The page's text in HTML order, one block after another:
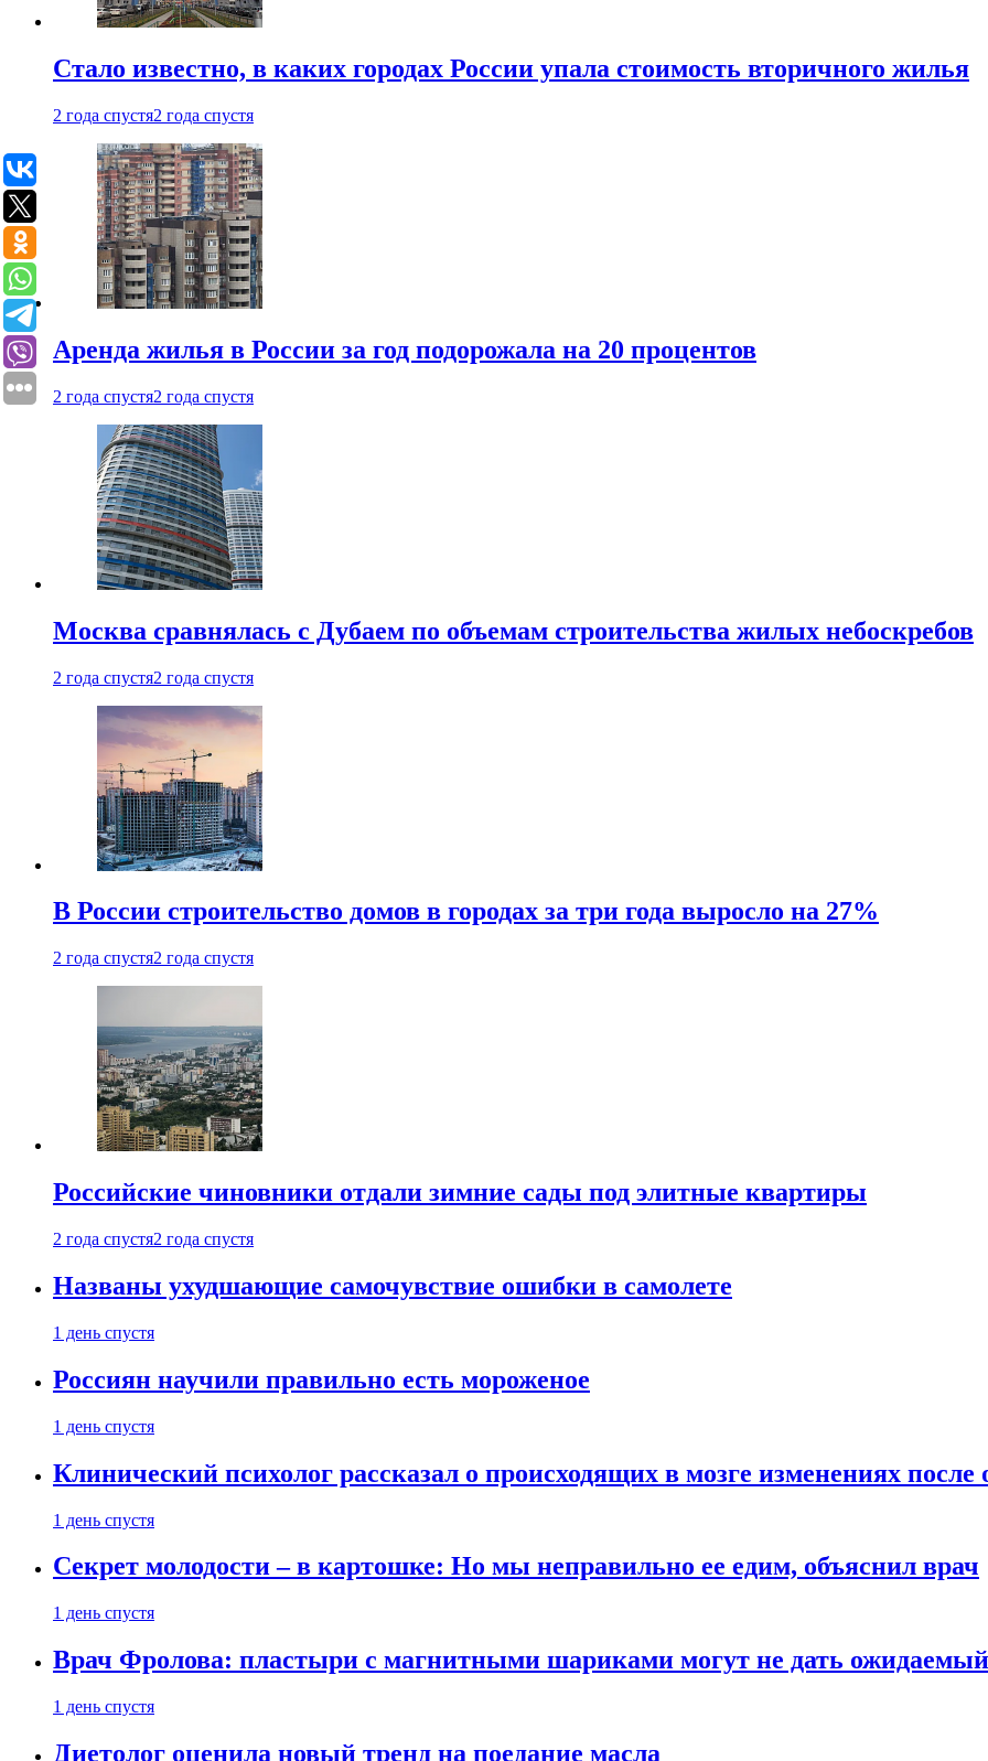
Стало известно, в каких городах России упала стоимость вторичного жилья
2 года спустя2 года спустя
Аренда жилья в России за год подорожала на 20 процентов
2 года спустя2 года спустя
Москва сравнялась с Дубаем по объемам строительства жилых небоскребов
2 года спустя2 года спустя
В России строительство домов в городах за три года выросло на 27%
2 года спустя2 года спустя
Российские чиновники отдали зимние сады под элитные квартиры
2 года спустя2 года спустя
Названы ухудшающие самочувствие ошибки в самолете
1 день спустя
Россиян научили правильно есть мороженое
1 день спустя
Клинический психолог рассказал о происходящих в мозге изменениях после
1 день спустя
Секрет молодости – в картошке: Но мы неправильно ее едим, объяснил врач
1 день спустя
Врач Фролова: пластыри с магнитными шариками могут не дать
1 день спустя
Диетолог оценила новый тренд на поедание масла